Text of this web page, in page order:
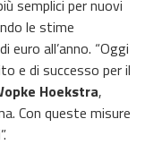
semplici per nuovi
le stime
euro all’anno. “Oggi
e di successo per il
Hoekstra,
Con queste misure